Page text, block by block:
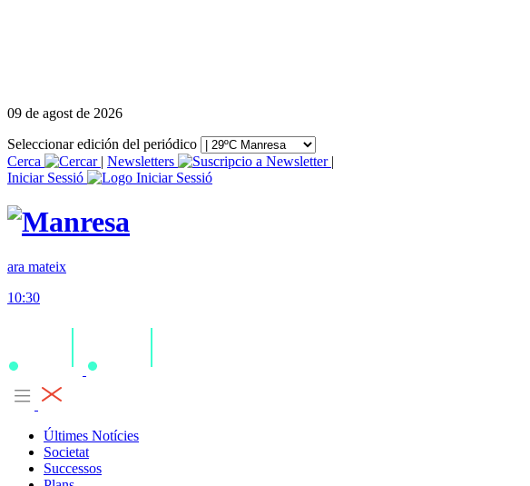
09 de agost de 2026
Seleccionar edición del periódico
Cerca
| Newsletters
|
Iniciar Sessió
ara mateix
10:30
Últimes Notícies
Societat
Successos